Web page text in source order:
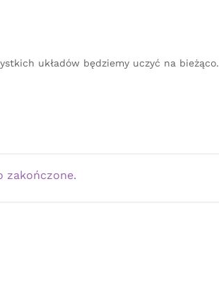
układów będziemy uczyć na bieżąco.
zakończone.